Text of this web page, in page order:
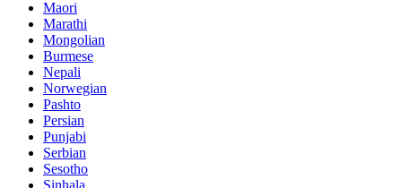
Maori
Marathi
Mongolian
Burmese
Nepali
Norwegian
Pashto
Persian
Punjabi
Serbian
Sesotho
Sinhala